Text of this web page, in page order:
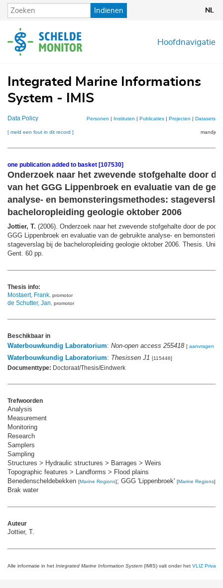
Overslaan
en
de
inhoud
Indienen NL
Hoofdnavigatie
Integrated Marine Informations
System - IMIS
Data Policy Personen | Instituten | Publicaties | Projecten | Datasets
[ meld een fout in dit record ] mandje
one publication added to basket [107530]
Onderzoek naar het zwevende stofgehalte door
van het GGG Lippenbroek en evaluatie van de
analyse- en bemonsteringsmethodes:
bacheloropleiding geologie oktober 2006
Jottier, T. (2006). Onderzoek naar het zwevende stofgehalte door de
GGG Lippenbroek en evaluatie van de gebruikte analyse- en
stageverslag bij de bacheloropleiding geologie oktober 2006. Thesis.
Gent. 60 pp.
Thesis info:
Mostaert, Frank , promotor
de Schutter, Jan , promotor
Beschikbaar in
Waterbouwkundig Laboratorium: Non-open access 255418 [ aanvragen
Waterbouwkundig Laboratorium: Thesissen J1 [115446]
Documenttype: Doctoraat/Thesis/Eindwerk
Trefwoorden
Analysis
Measurement
Monitoring
Research
Samplers
Sampling
Structures > Hydraulic structures > Barrages > Weirs
Topographic features > Landforms > Flood plains
Benedenscheldebekken [Marine Regions]; GGG 'Lippenbroek' [Marine Regions]
Brak water
Auteur
Jottier, T.
Alle informatie in het Integrated Marine Information System (IMIS) valt onder het VLIZ Privacy